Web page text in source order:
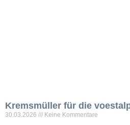
Kremsmüller für die
30.03.2026 Keine Kommentare